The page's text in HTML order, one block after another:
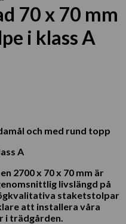
70 x 70 mm
i klass A
och med rund topp
A
2700 x 70 x 70 mm är
livslängd på
staketstolpar
att installera våra
i trädgården.